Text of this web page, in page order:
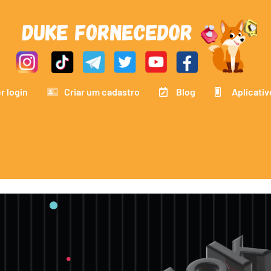
login Criar um cadastro Blog